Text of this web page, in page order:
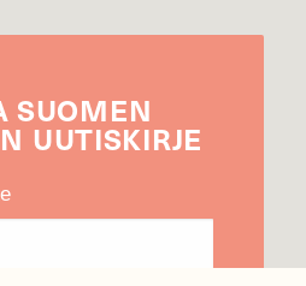
SUOMEN
UUTIS­KIRJE